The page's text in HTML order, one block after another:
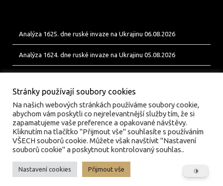
Analýza 1625. dne ruské invaze na Ukrajinu 06.08.2026
Analýza 1624. dne ruské invaze na Ukrajinu 05.08.2026
© valka.online | Vydavatel: Jan Tofl, Plzeň | ISSN 3029-
6420
Stránky používají soubory cookies
Na našich webových stránkách používáme soubory cookie,
abychom vám poskytli co nejrelevantnější služby tím, že si
zapamatujeme vaše preference a opakované návštěvy.
Kliknutím na tlačítko "Přijmout vše" souhlasíte s používáním
VŠECH souborů cookie. Můžete však navštívit "Nastavení
souborů cookie" a poskytnout kontrolovaný souhlas..
Nastavení cookies Přijmout vše